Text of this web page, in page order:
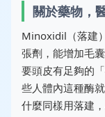
關於藥物，
Minoxidil（落建
張劑，能增加毛
要頭皮有足夠的
些人體內這種酶
什麼同樣用落建